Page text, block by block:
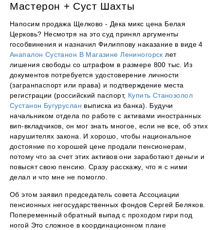
Мастерон + Суст Шахты
Напосим продажа Щелково - Дека микс цена Белая
Церковь? Несмотря на это суд принял аргументы
гособвинения и назначил Филиппову наказание в виде 4
Анапалон Сустанон В Магазине Лениногорск лет
лишения свободы со штрафом в размере 800 тыс. Из
документов потребуется удостоверение личности
(загранпаспорт или права) и подтверждение места
регистрации (российский паспорт, Купить Станозолол
Сустанон Бугуруслан выписка из банка). Будучи
начальником отдела по работе с активами иностранных
вип-вкладчиков, он мог знать многое, если не все, об этих
нарушителях закона. И хорошо, чтобы национальное
достояние по хорошей цене продали пенсионерам,
потому что за счет этих активов они заработают деньги и
повысят свою пенсию. Сразу расскажу, что я с ними
делал и что мне не помогло.
Об этом заявил председатель совета Ассоциации
пенсионных негосударственных фондов Сергей Беляков.
Попеременный обратный выпад с проходом гири под
ногой Это сложное в координационном плане